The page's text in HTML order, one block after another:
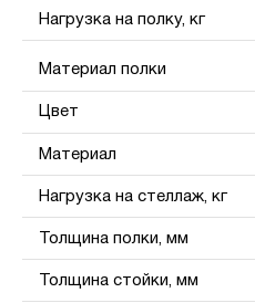
Нагрузка на полку, кг
Материал полки
Цвет
Материал
Нагрузка на стеллаж, кг
Толщина полки, мм
Толщина стойки, мм